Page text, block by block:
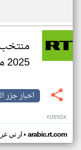
2025 من دور المجموعات
اخبار جزر
YU55DX
ار تي• arabic.rt.com